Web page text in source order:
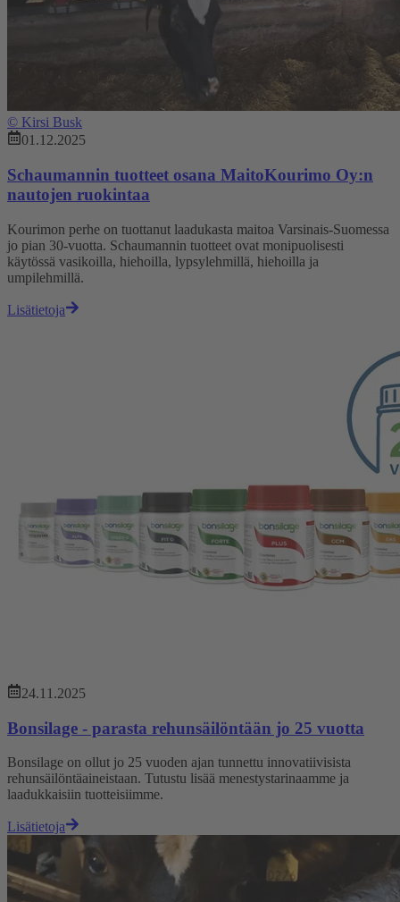
© Kirsi Busk
01.12.2025
Schaumannin tuotteet osana MaitoKourimo Oy:n
nautojen ruokintaa
Kourimon perhe on tuottanut laadukasta maitoa Varsinais-Suomessa
jo pian 30-vuotta. Schaumannin tuotteet ovat monipuolisesti
käytössä vasikoilla, hiehoilla, lypsylehmillä, hiehoilla ja
umpilehmillä.
Lisätietoja
24.11.2025
Bonsilage - parasta rehunsäilöntään jo 25 vuotta
Bonsilage on ollut jo 25 vuoden ajan tunnettu innovatiivisista
rehunsäilöntäaineistaan. Tutustu lisää menestystarinaamme ja
laadukkaisiin tuotteisiimme.
Lisätietoja